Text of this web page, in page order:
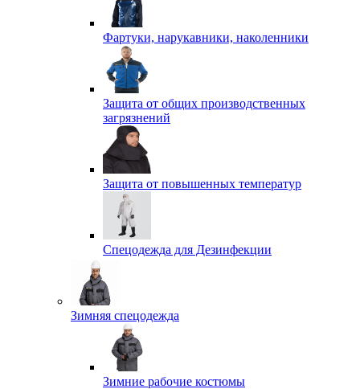
Фартуки, нарукавники, наколенники
Защита от общих производственных
загрязнений
Защита от повышенных температур
Спецодежда для Дезинфекции
Зимняя спецодежда
Зимние рабочие костюмы